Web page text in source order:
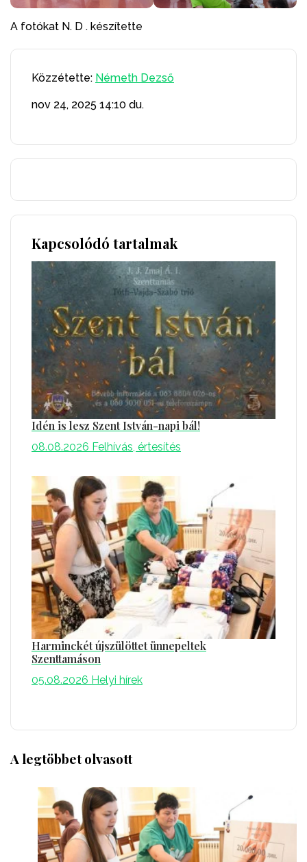
A fotókat N. D . készítette
Közzétette: Németh Dezső
nov 24, 2025 14:10 du.
Kapcsolódó tartalmak
Idén is lesz Szent István-napi bál!
08.08.2026 Felhívás, értesítés
Harminckét újszülöttet ünnepeltek
Szenttamáson
05.08.2026 Helyi hírek
A legtöbbet olvasott